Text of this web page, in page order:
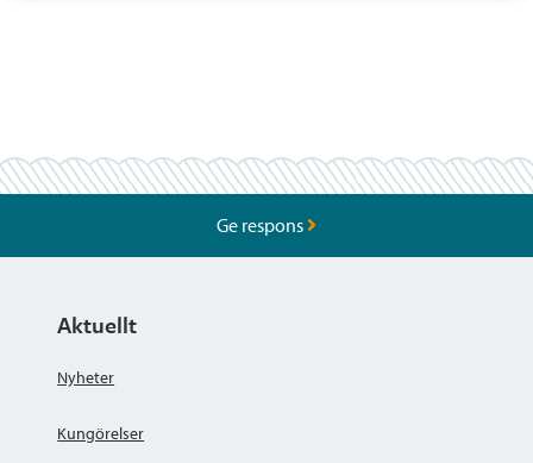
Ge respons
Aktuellt
Nyheter
Kungörelser